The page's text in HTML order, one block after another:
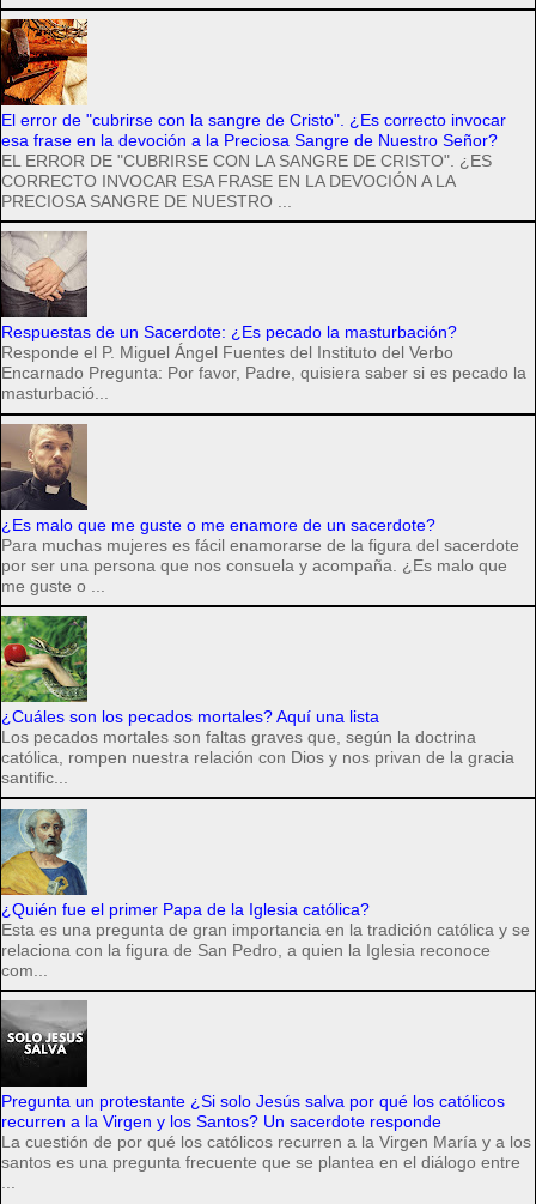
El error de "cubrirse con la sangre de Cristo". ¿Es correcto invocar
esa frase en la devoción a la Preciosa Sangre de Nuestro Señor?
EL ERROR DE "CUBRIRSE CON LA SANGRE DE CRISTO". ¿ES
CORRECTO INVOCAR ESA FRASE EN LA DEVOCIÓN A LA
PRECIOSA SANGRE DE NUESTRO ...
Respuestas de un Sacerdote: ¿Es pecado la masturbación?
Responde el P. Miguel Ángel Fuentes del Instituto del Verbo
Encarnado Pregunta: Por favor, Padre, quisiera saber si es pecado la
masturbació...
¿Es malo que me guste o me enamore de un sacerdote?
Para muchas mujeres es fácil enamorarse de la figura del sacerdote
por ser una persona que nos consuela y acompaña. ¿Es malo que
me guste o ...
¿Cuáles son los pecados mortales? Aquí una lista
Los pecados mortales son faltas graves que, según la doctrina
católica, rompen nuestra relación con Dios y nos privan de la gracia
santific...
¿Quién fue el primer Papa de la Iglesia católica?
Esta es una pregunta de gran importancia en la tradición católica y se
relaciona con la figura de San Pedro, a quien la Iglesia reconoce
com...
Pregunta un protestante ¿Si solo Jesús salva por qué los católicos
recurren a la Virgen y los Santos? Un sacerdote responde
La cuestión de por qué los católicos recurren a la Virgen María y a los
santos es una pregunta frecuente que se plantea en el diálogo entre